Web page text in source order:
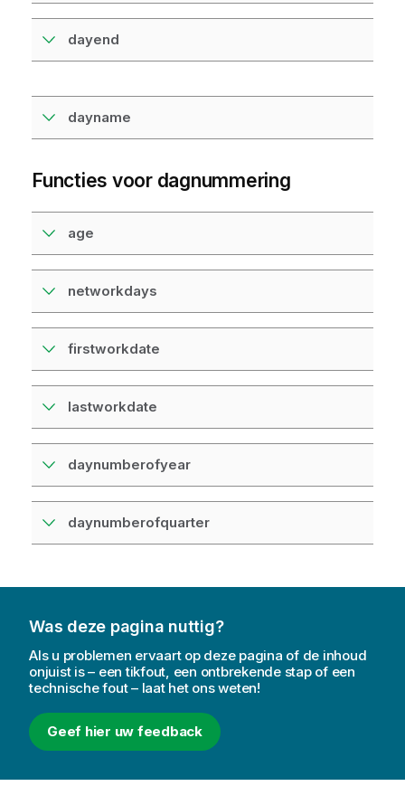
dayend
dayname
Functies voor dagnummering
age
networkdays
firstworkdate
lastworkdate
daynumberofyear
daynumberofquarter
Was deze pagina nuttig?
Als u problemen ervaart op deze pagina of de inhoud
onjuist is – een tikfout, een ontbrekende stap of een
technische fout – laat het ons weten!
Geef hier uw feedback